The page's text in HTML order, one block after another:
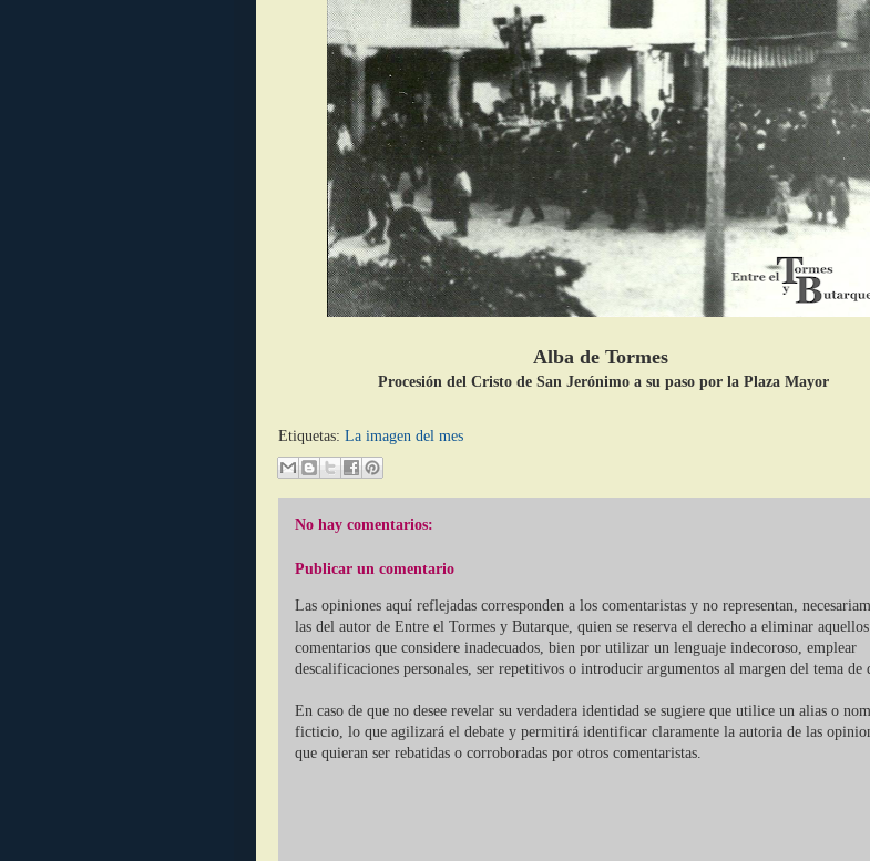
Alba de Tormes
Procesión del Cristo de San Jerónimo a su paso por la Plaza Mayor
Etiquetas: La imagen del mes
No hay comentarios:
Publicar un comentario
Las opiniones aquí reflejadas corresponden a los comentaristas y no representan,
las del autor de Entre el Tormes y Butarque, quien se reserva el derecho a eliminar aquellos
comentarios que considere inadecuados, bien por utilizar un lenguaje indecoroso, emplear
descalificaciones personales, ser repetitivos o introducir argumentos al margen del tema de
En caso de que no desee revelar su verdadera identidad se sugiere que utilice un alias o
ficticio, lo que agilizará el debate y permitirá identificar claramente la autoria de las
que quieran ser rebatidas o corroboradas por otros comentaristas.